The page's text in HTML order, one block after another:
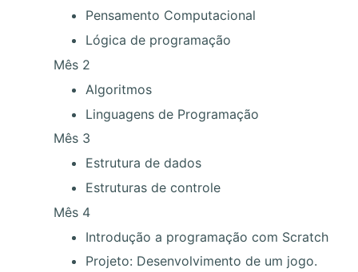
Pensamento Computacional
Lógica de programação
Mês 2
Algoritmos
Linguagens de Programação
Mês 3
Estrutura de dados
Estruturas de controle
Mês 4
Introdução a programação com Scratch
Projeto: Desenvolvimento de um jogo.